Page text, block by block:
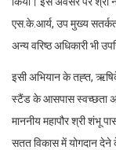
एस.के.आर्य, उप मुख्य
अन्य वरिष्ठ अधिकारी भी
इसी अभियान के तह्त,
स्टैंड के आसपास स्वच्छता
माननीय महापौर श्री शंभू
सतत विकास में योगदान देने